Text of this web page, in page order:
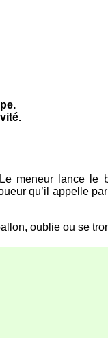
meneur lance
qu’il appelle
oublie ou se